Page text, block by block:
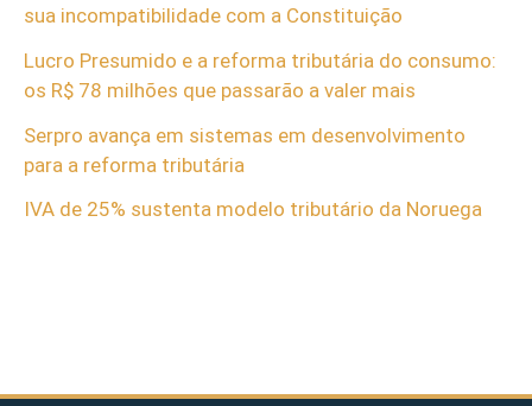
sua incompatibilidade com a Constituição
Lucro Presumido e a reforma tributária do consumo:
os R$ 78 milhões que passarão a valer mais
Serpro avança em sistemas em desenvolvimento
para a reforma tributária
IVA de 25% sustenta modelo tributário da Noruega